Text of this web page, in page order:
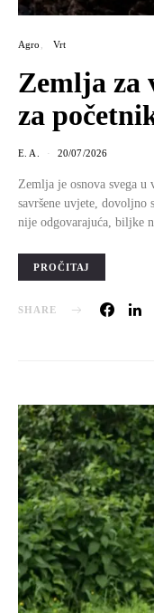
Agro Vrt
Zemlja za
za
E. A. 20/07/2026
Zemlja je osnova svega
savršene uvjete, dovoljno
nije odgovarajuća, biljke
PROČITAJ
SHARE